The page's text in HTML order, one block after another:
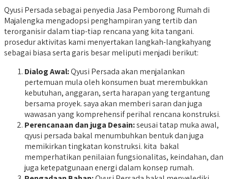
Qyusi Persada sebagai penyedia Jasa Pemborong Rumah di
Majalengka mengadopsi penghampiran yang tertib dan
terorganisir dalam tiap-tiap rencana yang kita tangani.
prosedur aktivitas kami menyertakan langkah-langkahyang
sebagai biasa serta garis besar meliputi menjadi berikut:
Dialog Awal:Qyusi Persada akan menjalankan
pertemuan mula oleh konsumen buat merembukkan
kebutuhan, anggaran, serta harapan yang tergantung
bersama proyek. saya akan memberi saran dan juga
wawasan yang komprehensif perihal rencana konstruksi.
Perencanaan dan juga Desain:seusai tatap muka awal,
qyusi persada bakal menumbuhkan bentuk dan juga
memikirkan tingkatan konstruksi. kita bakal
memperhatikan penilaian fungsionalitas, keindahan, dan
juga ketepatgunaan energi dalam konsep rumah.